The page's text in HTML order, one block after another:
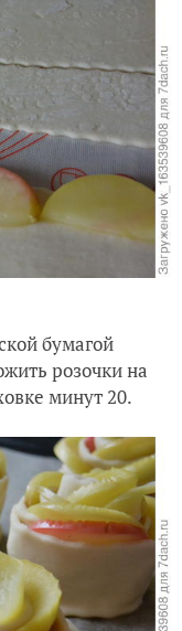
бумагой
розочки на
минут 20.